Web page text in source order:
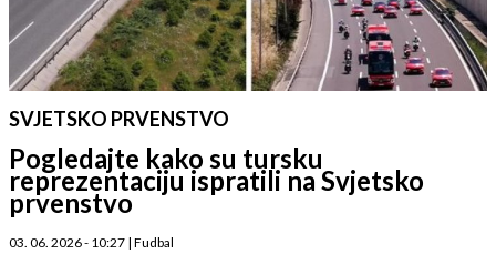
SVJETSKO PRVENSTVO
Pogledajte kako su tursku
reprezentaciju ispratili na Svjetsko
prvenstvo
03. 06. 2026 - 10:27 | Fudbal